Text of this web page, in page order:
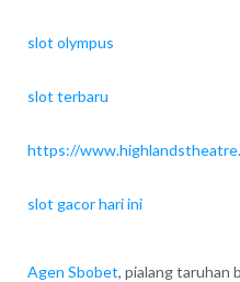
slot olympus
slot terbaru
https://
slot gacor hari ini
Agen Sbobet, pialang taruhan